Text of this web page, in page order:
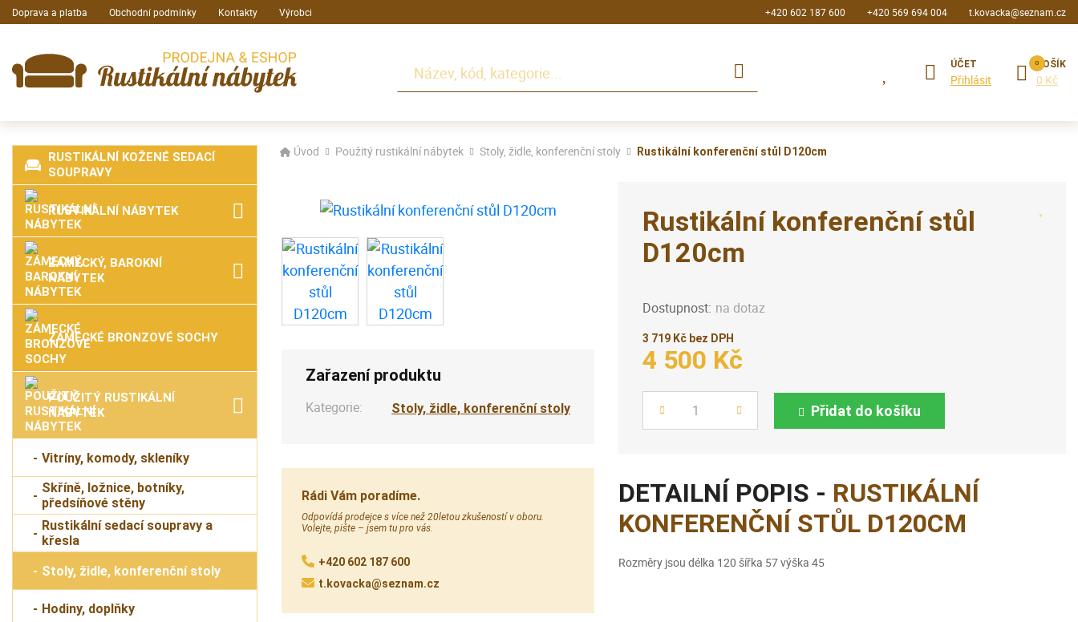
Doprava a platba Obchodní podmínky Kontakty Výrobci +420 602 187 600 +420 569 694 004 t.kovacka@seznam.cz
Hledat ÚČET
Přihlásit
KOŠÍK
0 Kč
RUSTIKÁLNÍ KOŽENÉ SEDACÍ
SOUPRAVY
RUSTIKÁLNÍ NÁBYTEK
ZÁMECKÝ, BAROKNÍ
NÁBYTEK
ZÁMECKÉ BRONZOVÉ SOCHY
POUŽITÝ RUSTIKÁLNÍ
NÁBYTEK
Vitríny, komody, skleníky
Skříně, ložnice, botníky,
předsíňové stěny
Rustikální sedací soupravy a
křesla
Stoly, židle, konferenční stoly
Hodiny, doplňky
Úvod Použitý rustikální nábytek Stoly, židle, konferenční stoly Rustikální konferenční stůl D120cm
Zařazení produktu
Kategorie: Stoly, židle, konferenční stoly
Rádi Vám poradíme.
Odpovídá prodejce s více než 20letou zkušeností v oboru.
Volejte, pište – jsem tu pro vás.
+420 602 187 600
t.kovacka@seznam.cz
Rustikální konferenční stůl
D120cm
Dostupnost: na dotaz
3 719 Kč bez DPH
4 500 Kč
Počet Přidat do košíku
DETAILNÍ POPIS - RUSTIKÁLNÍ
KONFERENČNÍ STŮL D120CM
Rozměry jsou délka 120 šířka 57 výška 45